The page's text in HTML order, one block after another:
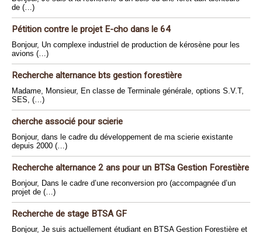
de (…)
Pétition contre le projet E-cho dans le 64
Bonjour, Un complexe industriel de production de kérosène pour les
avions (…)
Recherche alternance bts gestion forestière
Madame, Monsieur, En classe de Terminale générale, options S.V.T,
SES, (…)
cherche associé pour scierie
Bonjour, dans le cadre du développement de ma scierie existante
depuis 2000 (…)
Recherche alternance 2 ans pour un BTSa Gestion Forestière
Bonjour, Dans le cadre d’une reconversion pro (accompagnée d’un
projet de (…)
Recherche de stage BTSA GF
Bonjour, Je suis actuellement étudiant en BTSA Gestion Forestière et